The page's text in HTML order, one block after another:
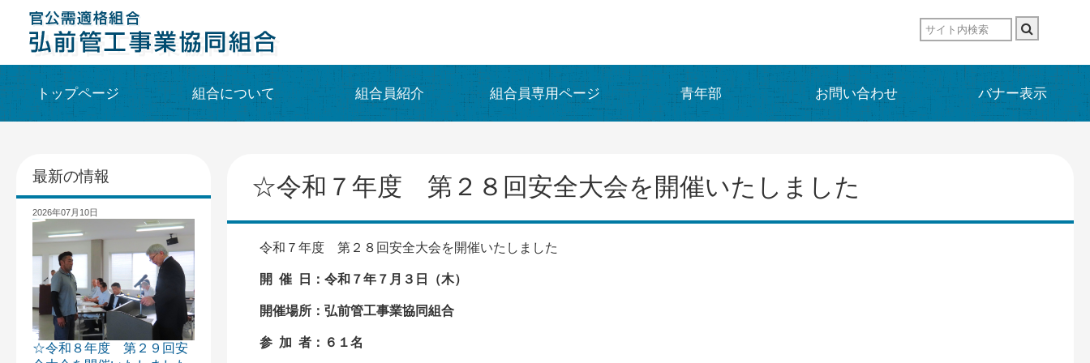
トップページ 組合について 組合員紹介 組合員専用ページ 青年部 お問い合わせ バナー表示
☆令和７年度 第２８回安全大会を開催いたしました
令和７年度 第２８回安全大会を開催いたしました
開 催 日：令和７年７月３日（木）
開催場所：弘前管工事業協同組合
参 加 者：６１名
最新の情報
2026年07月10日
☆令和８年度 第２９回安